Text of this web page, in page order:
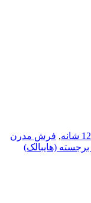
, فرش مدرن
(هایبالک)